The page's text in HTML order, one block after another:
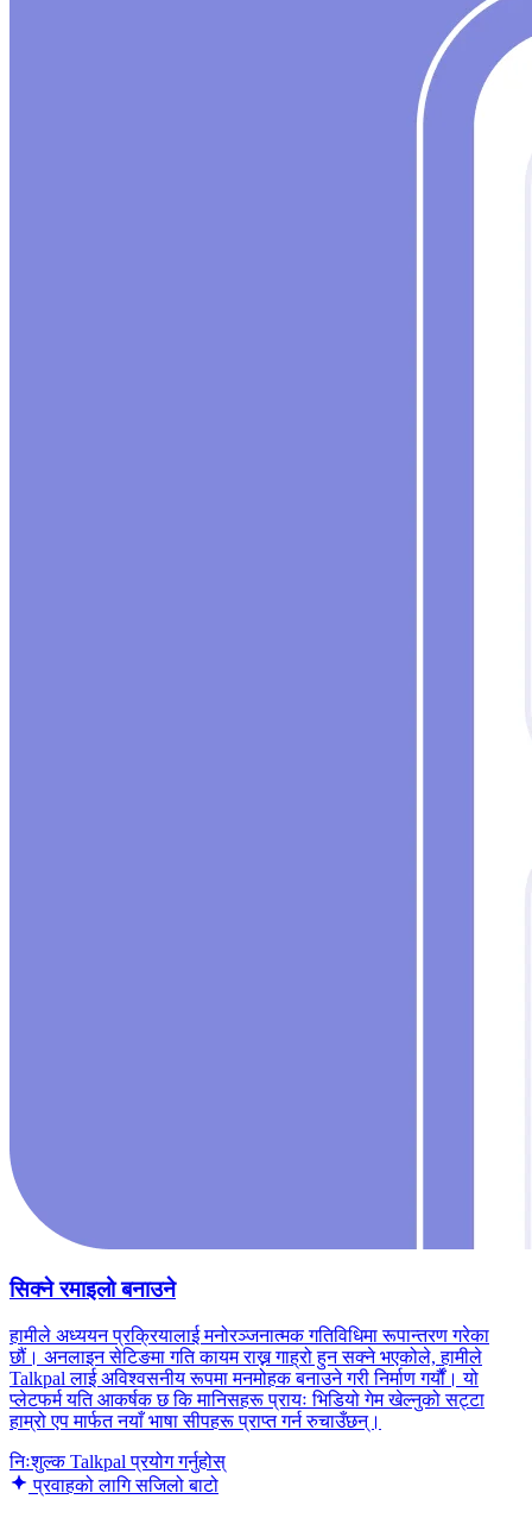
सिक्ने रमाइलो बनाउने
हामीले अध्ययन प्रक्रियालाई मनोरञ्जनात्मक गतिविधिमा रूपान्तरण गरेका
छौं। अनलाइन सेटिङमा गति कायम राख्न गाह्रो हुन सक्ने भएकोले, हामीले
Talkpal लाई अविश्वसनीय रूपमा मनमोहक बनाउने गरी निर्माण गर्यौं। यो
प्लेटफर्म यति आकर्षक छ कि मानिसहरू प्रायः भिडियो गेम खेल्नुको सट्टा
हाम्रो एप मार्फत नयाँ भाषा सीपहरू प्राप्त गर्न रुचाउँछन्।
निःशुल्क Talkpal प्रयोग गर्नुहोस्
प्रवाहको लागि सजिलो बाटो